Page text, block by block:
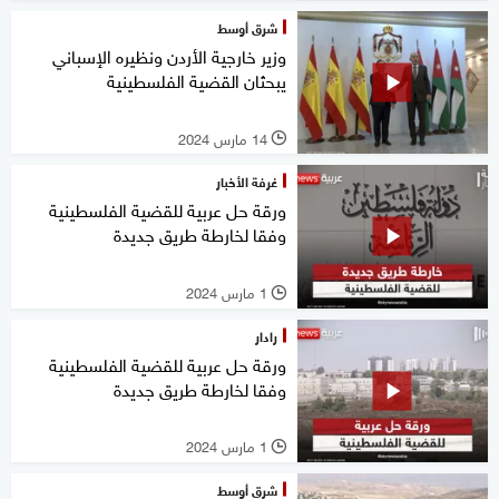
شرق أوسط
وزير خارجية الأردن ونظيره الإسباني
يبحثان القضية الفلسطينية
l 14 مارس 2024
غرفة الأخبار
ورقة حل عربية للقضية الفلسطينية
وفقا لخارطة طريق جديدة
l 1 مارس 2024
رادار
ورقة حل عربية للقضية الفلسطينية
وفقا لخارطة طريق جديدة
l 1 مارس 2024
شرق أوسط